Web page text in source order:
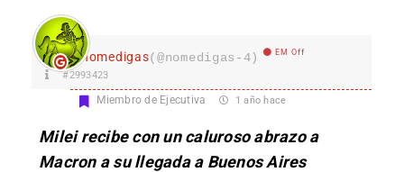
nomedigas(@nomedigas-4) EM Off
#2993423
Miembro de Ejecutiva 1 año hace
Milei recibe con un caluroso abrazo a
Macron a su llegada a Buenos Aires